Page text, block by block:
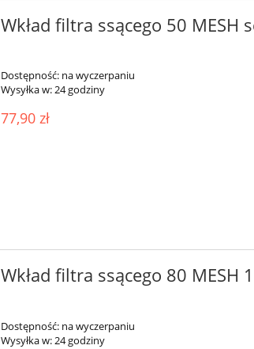
Wkład filtra ssącego 50 MESH
Dostępność: na wyczerpaniu
Wysyłka w:24 godziny
77,90 zł
Wkład filtra ssącego 80 MESH
Dostępność: na wyczerpaniu
Wysyłka w:24 godziny